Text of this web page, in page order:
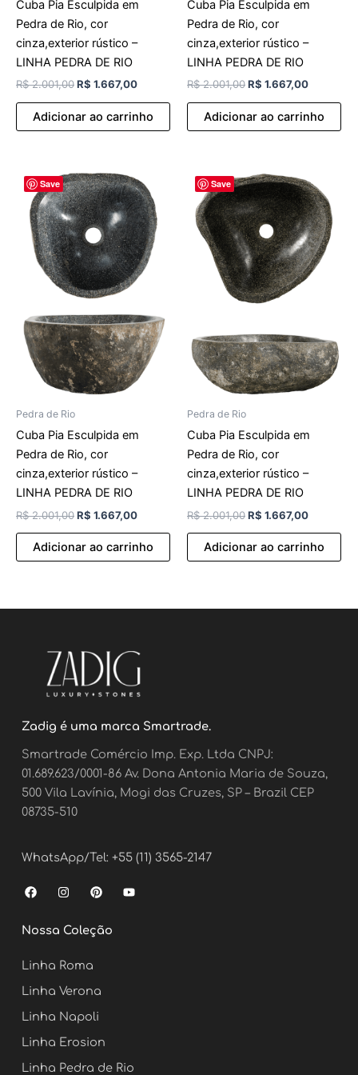
Cuba Pia Esculpida em
Pedra de Rio, cor
cinza,exterior rústico –
LINHA PEDRA DE RIO
R$2.001,00R$ 1.667,00
Adicionar ao carrinho
Cuba Pia Esculpida em
Pedra de Rio, cor
cinza,exterior rústico –
LINHA PEDRA DE RIO
R$2.001,00R$ 1.667,00
Adicionar ao carrinho
Save
Pedra de Rio
Cuba Pia Esculpida em
Pedra de Rio, cor
cinza,exterior rústico –
LINHA PEDRA DE RIO
R$2.001,00
O
preço
original
era:
R$ 2.001,00.
R$ 1.667,00
preço
atual
é:
R$ 1.667,00.
Adicionar ao carrinho
Save
Pedra de Rio
Cuba Pia Esculpida em
Pedra de Rio, cor
cinza,exterior rústico –
LINHA PEDRA DE RIO
R$2.001,00
preço
original
era:
R$ 2.001,00.
R$ 1.667,00
preço
atual
é:
R$
Adicionar ao carrinho
Zadig é uma marca Smartrade.
Smartrade Comércio Imp. Exp. Ltda CNPJ:
01.689.623/0001-86 Av. Dona Antonia Maria de Souza,
500 Vila Lavínia, Mogi das Cruzes, SP – Brazil CEP
08735-510
WhatsApp/Tel: +55 (11) 3565-2147
F
a
e
b
o
k
I
n
t
a
r
a
m
P
i
t
e
Y
o
Nossa Coleção
Linha Roma
Linha Verona
Linha Napoli
Linha Erosion
Linha Pedra de Rio